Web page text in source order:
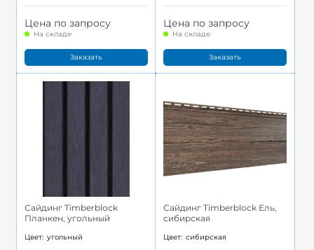
Цена по запросу
На складе
Заказать
Цена по запросу
На складе
Заказать
Сайдинг Timberblock
Планкен, угольный
Цвет: угольный
Сайдинг Timberblock Ель,
сибирская
Цвет: сибирская